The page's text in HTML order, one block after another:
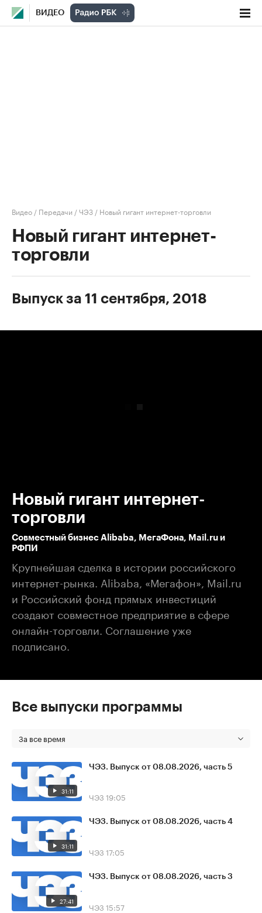
ВИДЕО
Видео / Передачи /ЧЭЗ / Новый гигант интернет-торговли
Новый гигант интернет-
торговли
Выпуск за 11 сентября, 2018
Новый гигант интернет-
торговли
Совместный бизнес Alibaba, МегаФона, Mail.ru и
РФПИ
Крупнейшая сделка в истории российского
интернет-рынка. Alibaba, «Мегафон», Mail.ru
и Российский фонд прямых инвестиций
создают совместное предприятие в сфере
онлайн-торговли. Соглашение уже
подписано.
Все выпуски программы
За все время
31:11
ЧЭЗ. Выпуск от 08.08.2026, часть 5
ЧЭЗ 19:05
31:11
ЧЭЗ. Выпуск от 08.08.2026, часть 4
ЧЭЗ 17:05
27:41
ЧЭЗ. Выпуск от 08.08.2026, часть 3
ЧЭЗ 15:57